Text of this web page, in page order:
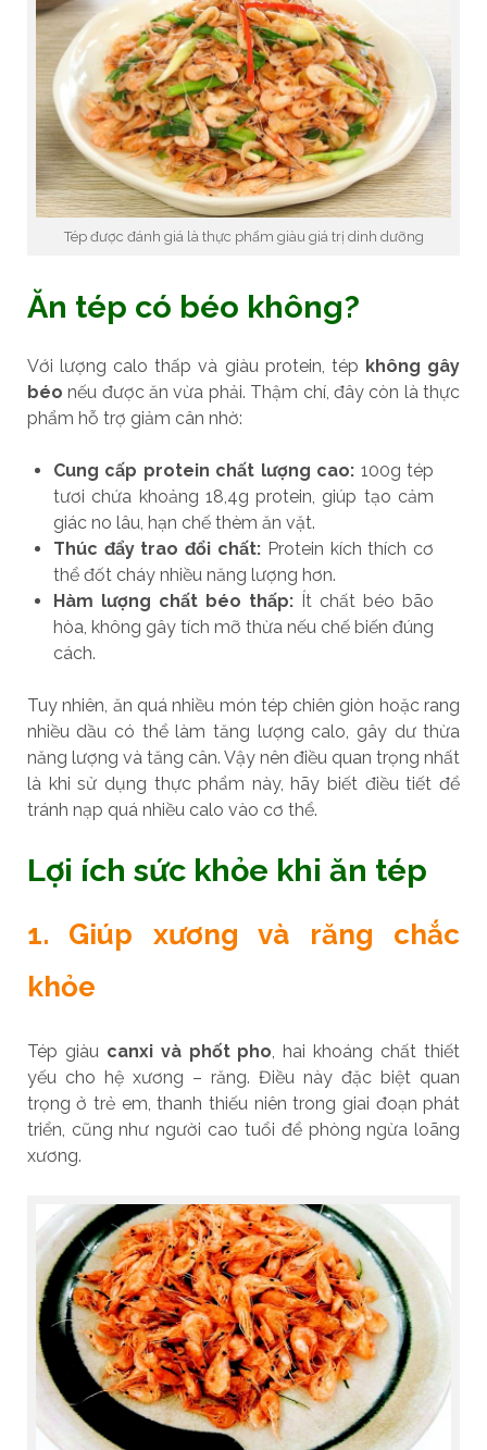
Tép được đánh giá là thực phẩm giàu giá trị dinh dưỡng
Ăn tép có béo không?
Với lượng calo thấp và giàu protein, tép không gây
béo nếu được ăn vừa phải. Thậm chí, đây còn là thực
phẩm hỗ trợ giảm cân nhờ:
Cung cấp protein chất lượng cao: 100g tép
tươi chứa khoảng 18,4g protein, giúp tạo cảm
giác no lâu, hạn chế thèm ăn vặt.
Thúc đẩy trao đổi chất: Protein kích thích cơ
thể đốt cháy nhiều năng lượng hơn.
Hàm lượng chất béo thấp: Ít chất béo bão
hòa, không gây tích mỡ thừa nếu chế biến đúng
cách.
Tuy nhiên, ăn quá nhiều món tép chiên giòn hoặc rang
nhiều dầu có thể làm tăng lượng calo, gây dư thừa
năng lượng và tăng cân. Vậy nên điều quan trọng nhất
là khi sử dụng thực phẩm này, hãy biết điều tiết để
tránh nạp quá nhiều calo vào cơ thể.
Lợi ích sức khỏe khi ăn tép
1. Giúp xương và răng chắc
khỏe
Tép giàu canxi và phốt pho, hai khoáng chất thiết
yếu cho hệ xương – răng. Điều này đặc biệt quan
trọng ở trẻ em, thanh thiếu niên trong giai đoạn phát
triển, cũng như người cao tuổi để phòng ngừa loãng
xương.